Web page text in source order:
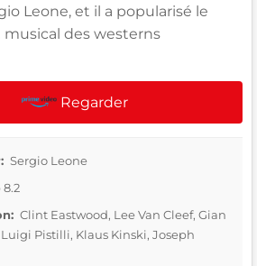
Leone, et il a popularisé le
musical des westerns
Regarder
Sergio Leone
8.2
Clint Eastwood, Lee Van Cleef, Gian
Pistilli, Klaus Kinski, Joseph